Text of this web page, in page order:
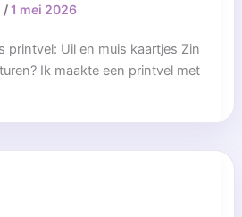
/1 mei 2026
printvel: Uil en muis kaartjes Zin
Ik maakte een printvel met